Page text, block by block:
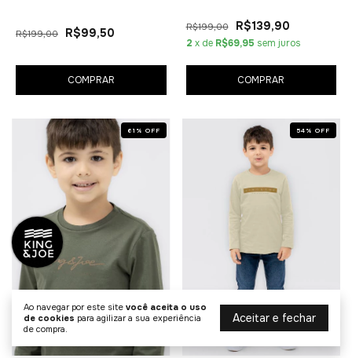
Ao navegar por este site você aceita o uso
de cookies para agilizar a sua experiência
de compra.
Aceitar e fechar
R$199,00 R$99,50
COMPRAR
R$199,00 R$139,90
2 x de R$69,95 sem juros
COMPRAR
61 % OFF 54 % OFF